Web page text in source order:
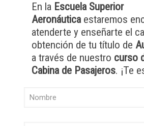
En la Escuela Superior
Aeronáutica estaremos
atenderte y enseñarte el
obtención de tu título de
a través de nuestro curso
Cabina de Pasajeros. ¡Te